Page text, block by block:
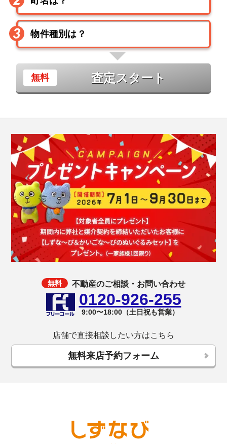
査定スタート
不動産のご相談・お問い合わせ
0120-926-255
9:00〜18:00（土日祝も営業）
店舗で直接相談したい方はこちら
無料来店予約フォーム